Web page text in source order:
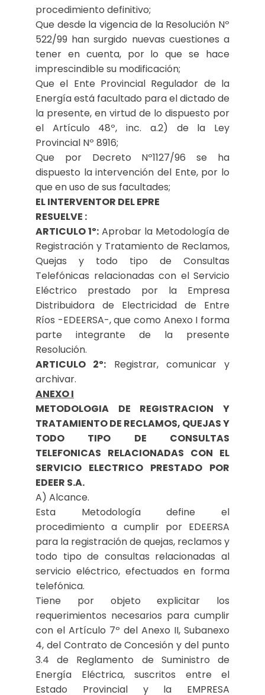
procedimiento definitivo;
Que desde la vigencia de la Resolución Nº
522/99 han surgido nuevas cuestiones a
tener en cuenta, por lo que se hace
imprescindible su modificación;
Que el Ente Provincial Regulador de la
Energía está facultado para el dictado de
la presente, en virtud de lo dispuesto por
el Artículo 48º, inc. a.2) de la Ley
Provincial Nº 8916;
Que por Decreto Nº1127/96 se ha
dispuesto la intervención del Ente, por lo
que en uso de sus facultades;
EL INTERVENTOR DEL EPRE
RESUELVE :
ARTICULO 1º: Aprobar la Metodología de
Registración y Tratamiento de Reclamos,
Quejas y todo tipo de Consultas
Telefónicas relacionadas con el Servicio
Eléctrico prestado por la Empresa
Distribuidora de Electricidad de Entre
Ríos -EDEERSA-, que como Anexo I forma
parte integrante de la presente
Resolución.
ARTICULO 2º: Registrar, comunicar y
archivar.
ANEXO I
METODOLOGIA DE REGISTRACION Y
TRATAMIENTO DE RECLAMOS, QUEJAS Y
TODO TIPO DE CONSULTAS
TELEFONICAS RELACIONADAS CON EL
SERVICIO ELECTRICO PRESTADO POR
EDEER S.A.
A) Alcance.
Esta Metodología define el
procedimiento a cumplir por EDEERSA
para la registración de quejas, reclamos y
todo tipo de consultas relacionadas al
servicio eléctrico, efectuados en forma
telefónica.
Tiene por objeto explicitar los
requerimientos necesarios para cumplir
con el Artículo 7º del Anexo II, Subanexo
4, del Contrato de Concesión y del punto
3.4 de Reglamento de Suministro de
Energía Eléctrica, suscritos entre el
Estado Provincial y la EMPRESA